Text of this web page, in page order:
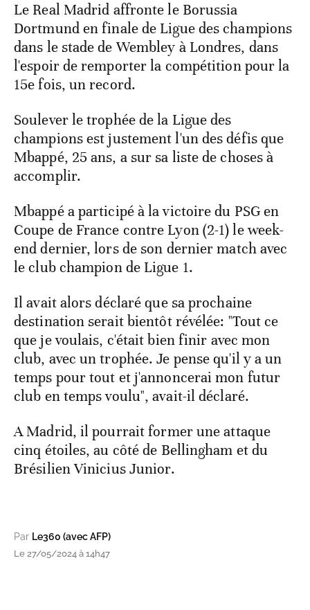
Le Real Madrid affronte le Borussia
Dortmund en finale de Ligue des champions
dans le stade de Wembley à Londres, dans
l'espoir de remporter la compétition pour la
15e fois, un record.
Soulever le trophée de la Ligue des
champions est justement l'un des défis que
Mbappé, 25 ans, a sur sa liste de choses à
accomplir.
Mbappé a participé à la victoire du PSG en
Coupe de France contre Lyon (2-1) le week-
end dernier, lors de son dernier match avec
le club champion de Ligue 1.
Il avait alors déclaré que sa prochaine
destination serait bientôt révélée: "Tout ce
que je voulais, c'était bien finir avec mon
club, avec un trophée. Je pense qu'il y a un
temps pour tout et j'annoncerai mon futur
club en temps voulu", avait-il déclaré.
A Madrid, il pourrait former une attaque
cinq étoiles, au côté de Bellingham et du
Brésilien Vinicius Junior.
Par Le360 (avec AFP)
Le 27/05/2024 à 14h47